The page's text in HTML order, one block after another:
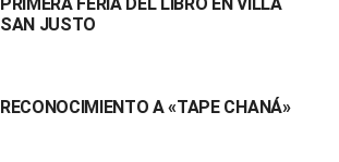
PRIMERA FERIA DEL LIBRO EN VILLA
SAN JUSTO
RECONOCIMIENTO A «TAPE CHANÁ»